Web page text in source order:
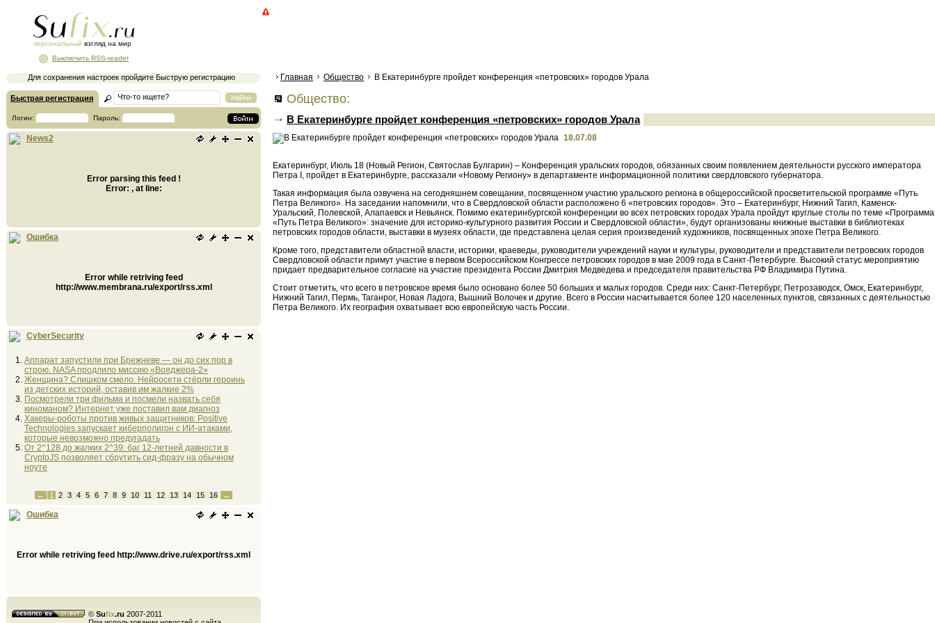
персональный взгляд на мир
Для сохранения настроек пройдите Быструю регистрацию
Выключить RSS-reader
Быстрая регистрация
Логин: Пароль:
News2
Error parsing this feed !
Error: , at line:
Ошибка
Error while retriving feed
http://www.membrana.ru/export/rss.xml
CyberSecurity
Аппарат запустили при Брежневе — он до сих пор в
строю. NASA продлило миссию «Вояджера-2»
Женщина? Слишком смело. Нейросети стёрли героинь
из детских историй, оставив им жалкие 2%
Посмотрели три фильма и посмели назвать себя
киноманом? Интернет уже поставил вам диагноз
Хакеры-роботы против живых защитников: Positive
Technologies запускает киберполигон с ИИ-атаками,
которые невозможно предугадать
От 2^128 до жалких 2^39: баг 12-летней давности в
CryptoJS позволяет сбрутить сид-фразу на обычном
ноуте
← 1 2 3 4 5 6 7 8 9 10 11 12 13 14 15 16 →
Ошибка
Error while retriving feed http://www.drive.ru/export/rss.xml
© Sufix.ru 2007-2011
Главная Общество В Екатеринбурге пройдет конференция «петровских» городов Урала
Общество:
В Екатеринбурге пройдет конференция «петровских» городов Урала
18.07.08
Екатеринбург, Июль 18 (Новый Регион, Святослав Булгарин) – Конференция уральских городов, обязанных своим появлением деятельности русского императора
Петра I, пройдет в Екатеринбурге, рассказали «Новому Региону» в департаменте информационной политики свердловского губернатора.
Такая информация была озвучена на сегодняшнем совещании, посвященном участию уральского региона в общероссийской просветительской программе «Путь
Петра Великого». На заседании напомнили, что в Свердловской области расположено 6 «петровских городов». Это – Екатеринбург, Нижний Тагил, Каменск-
Уральский, Полевской, Алапаевск и Невьянск. Помимо екатеринбургской конференции во всех петровских городах Урала пройдут круглые столы по теме «Программа
«Путь Петра Великого»: значение для историко-культурного развития России и Свердловской области», будут организованы книжные выставки в библиотеках
петровских городов области, выставки в музеях области, где представлена целая серия произведений художников, посвященных эпохе Петра Великого.
Кроме того, представители областной власти, историки, краеведы, руководители учреждений науки и культуры, руководители и представители петровских городов
Свердловской области примут участие в первом Всероссийском Конгрессе петровских городов в мае 2009 года в Санкт-Петербурге. Высокий статус мероприятию
придает предварительное согласие на участие президента России Дмитрия Медведева и председателя правительства РФ Владимира Путина.
Стоит отметить, что всего в петровское время было основано более 50 больших и малых городов. Среди них: Санкт-Петербург, Петрозаводск, Омск, Екатеринбург,
Нижний Тагил, Пермь, Таганрог, Новая Ладога, Вышний Волочек и другие. Всего в России насчитывается более 120 населенных пунктов, связанных с деятельностью
Петра Великого. Их география охватывает всю европейскую часть России.